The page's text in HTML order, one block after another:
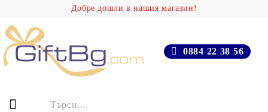
Добре дошли в нашия магазин!
0884 22 38 56